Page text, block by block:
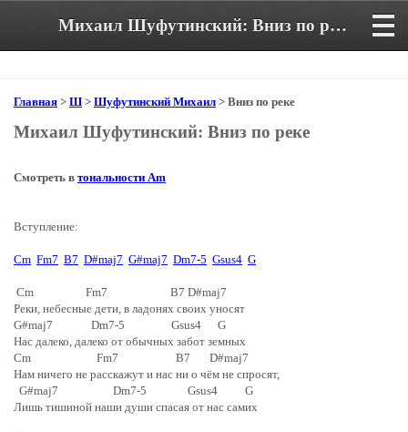
Михаил Шуфутинский: Вниз по реке. Аккорды и текст песни
Главная > Ш > Шуфутинский Михаил > Вниз по реке
Михаил Шуфутинский: Вниз по реке
Смотреть в тональности Am
Вступление:
Cm Fm7 B7 D#maj7 G#maj7 Dm7-5 Gsus4 G
Cm Fm7 B7 D#maj7
Реки, небесные дети, в ладонях своих уносят
G#maj7 Dm7-5 Gsus4 G
Нас далеко, далеко от обычных забот земных
Cm Fm7 B7 D#maj7
Нам ничего не расскажут и нас ни о чём не спросят,
G#maj7 Dm7-5 Gsus4 G
Лишь тишиной наши души спасая от нас самих